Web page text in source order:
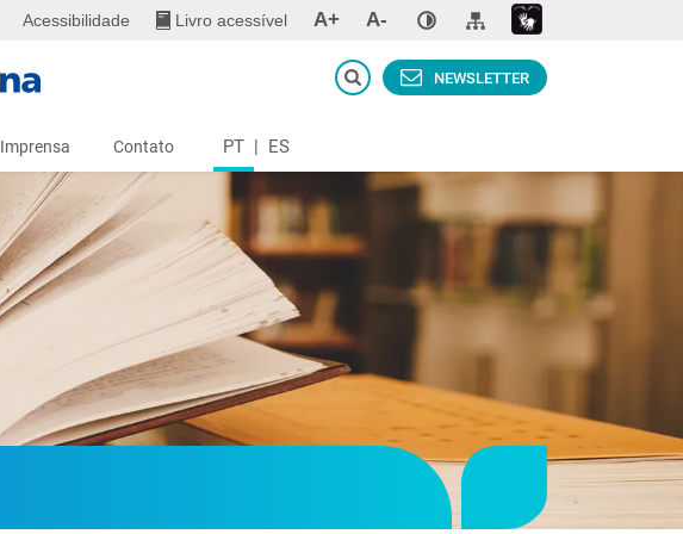
Acessibilidade Livro acessível A+ A-
Imprensa Contato PT | ES
NEWSLETTER